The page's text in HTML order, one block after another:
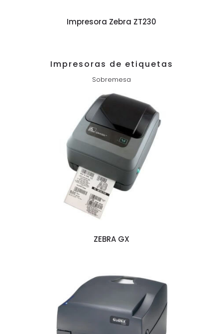
Impresora Zebra ZT230
Impresoras de etiquetas
Sobremesa
ZEBRA GX